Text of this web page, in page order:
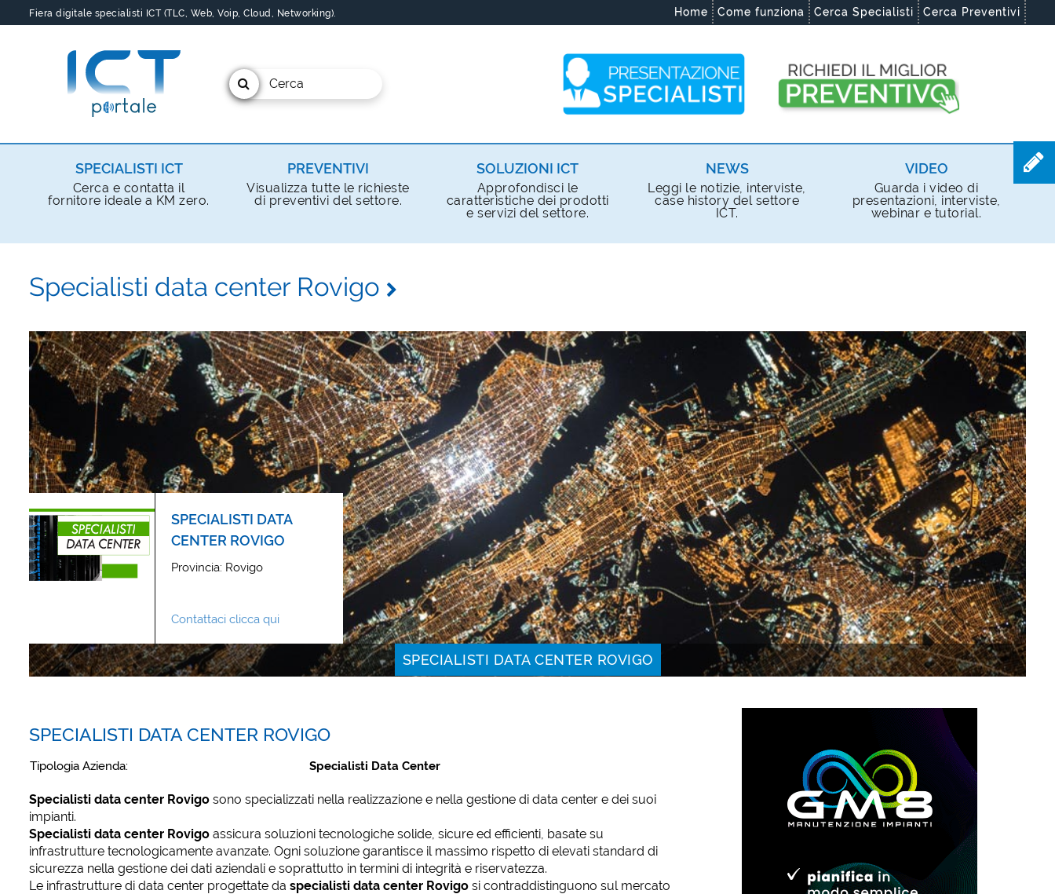
Fiera digitale specialisti ICT (TLC, Web, Voip, Cloud, Networking). Home Come funziona Cerca Specialisti Cerca Preventivi
Cerca
SPECIALISTI ICT
Cerca e contatta il
fornitore ideale a KM zero.
PREVENTIVI
Visualizza tutte le richieste
di preventivi del settore.
SOLUZIONI ICT
Approfondisci le
caratteristiche dei prodotti
e servizi del settore.
NEWS
Leggi le notizie, interviste,
case history del settore
ICT.
VIDEO
Guarda i video di
presentazioni, interviste,
webinar e tutorial.
Specialisti data center Rovigo
SPECIALISTI DATA
CENTER ROVIGO
Provincia: Rovigo
Contattaci clicca qui
SPECIALISTI DATA CENTER ROVIGO
SPECIALISTI DATA CENTER ROVIGO
Tipologia Azienda: Specialisti Data Center
Specialisti data center Rovigo sono specializzati nella realizzazione e nella gestione di data center e dei suoi
impianti.
Specialisti data center Rovigo assicura soluzioni tecnologiche solide, sicure ed efficienti, basate su
infrastrutture tecnologicamente avanzate. Ogni soluzione garantisce il massimo rispetto di elevati standard di
sicurezza nella gestione dei dati aziendali e soprattutto in termini di integrità e riservatezza.
Le infrastrutture di data center progettate da specialisti data center Rovigo si contraddistinguono sul mercato